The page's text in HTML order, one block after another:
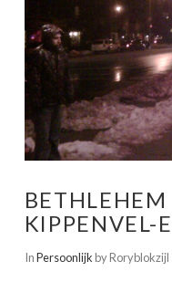
BETHLEHEM
KIPPENVEL-
InPersoonlijk by Roryblokzijl